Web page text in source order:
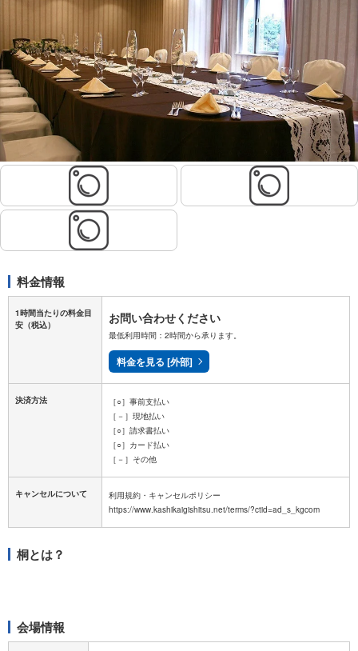
料金情報
1時間当たりの料金目
安 （税込） お問い合わせください
最低利用時間：2時間から承ります。
料金を見る [外部]
決済方法
［○］事前支払い
［－］現地払い
［○］請求書払い
［○］カード払い
［－］その他
キャンセルについて
利用規約・キャンセルポリシー
桐とは？
会場情報